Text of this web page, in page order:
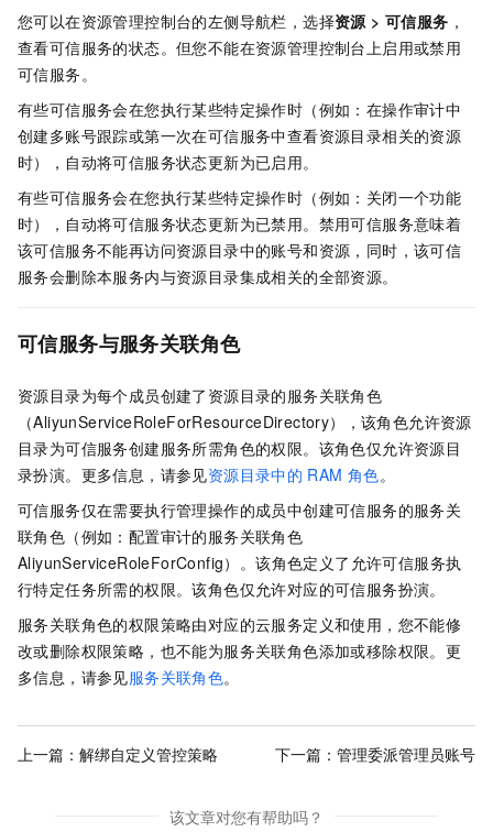
您可以在资源管理控制台的左侧导航栏，选择资源>可信服务 ，
查看可信服务的状态。但您不能在资源管理控制台上启用或禁用
可信服务。
有些可信服务会在您执行某些特定操作时（例如：在操作审计中
创建多账号跟踪或第一次在可信服务中查看资源目录相关的资源
时），自动将可信服务状态更新为已启用。
有些可信服务会在您执行某些特定操作时（例如：关闭一个功能
时），自动将可信服务状态更新为已禁用。禁用可信服务意味着
该可信服务不能再访问资源目录中的账号和资源，同时，该可信
服务会删除本服务内与资源目录集成相关的全部资源。
可信服务与服务关联角色
资源目录为每个成员创建了资源目录的服务关联角色
（AliyunServiceRoleForResourceDirectory），该角色允许资源
目录为可信服务创建服务所需角色的权限。该角色仅允许资源目
录扮演。更多信息，请参见资源目录中的 RAM 角色。
可信服务仅在需要执行管理操作的成员中创建可信服务的服务关
联角色（例如：配置审计的服务关联角色
AliyunServiceRoleForConfig）。该角色定义了允许可信服务执
行特定任务所需的权限。该角色仅允许对应的可信服务扮演。
服务关联角色的权限策略由对应的云服务定义和使用，您不能修
改或删除权限策略，也不能为服务关联角色添加或移除权限。更
多信息，请参见服务关联角色。
上一篇： 解绑自定义管控策略 下一篇： 管理委派管理员账号
该文章对您有帮助吗？